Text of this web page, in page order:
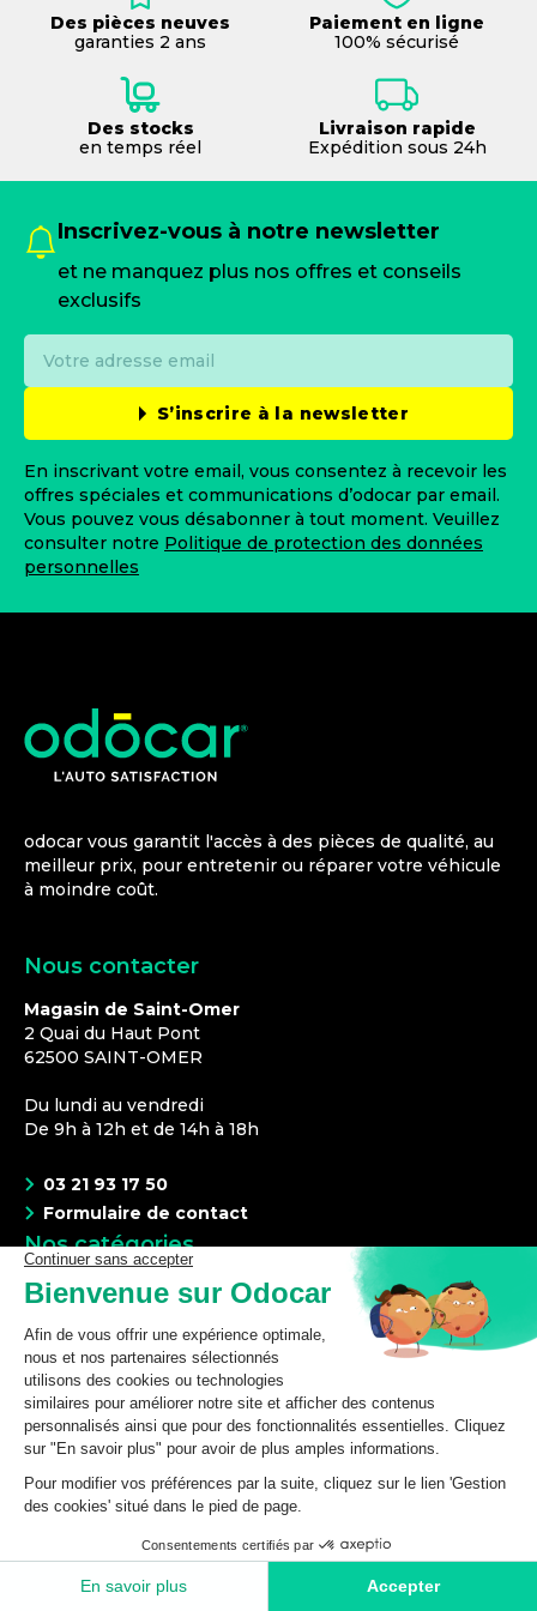
Des pièces neuves
garanties 2 ans
Paiement en ligne
100% sécurisé
Des stocks
en temps réel
Livraison rapide
Expédition sous 24h
Inscrivez-vous à notre newsletter
et ne manquez plus nos offres et conseils
exclusifs
S’inscrire à la newsletter
En inscrivant votre email, vous consentez à recevoir les
offres spéciales et communications d’odocar par email.
Vous pouvez vous désabonner à tout moment. Veuillez
consulter notre Politique de protection des données
personnelles
odocar vous garantit l'accès à des pièces de qualité, au
meilleur prix, pour entretenir ou réparer votre véhicule
à moindre coût.
Nous contacter
Magasin de Saint-Omer
2 Quai du Haut Pont
62500 SAINT-OMER
Du lundi au vendredi
De 9h à 12h et de 14h à 18h
03 21 93 17 50
Formulaire de contact
Nos catégories
Bouton de lève-vitre
Poignée de porte
Lève-vitre
Turbo
Plaquettes de Frein
Filtre à huile
Suivez-nous